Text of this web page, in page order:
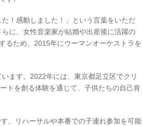
！感動しました！」という言葉をいただ
に、女性音楽家が結婚や出産後に活躍の
るため、2015年にウーマンオーケストラを
ます。2022年には、東京都足立区でクリ
トを創る体験を通じて、子供たちの自己肯
。リハーサルや本番での子連れ参加を可能